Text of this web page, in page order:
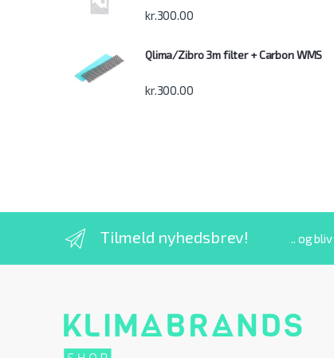
kr.300.00
Qlima/Zibro 3m filter + Carbon WMS
kr.300.00
Tilmeld nyhedsbrev! .. og bliv